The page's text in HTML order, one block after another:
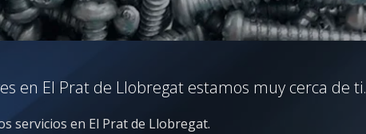
en El Prat de Llobregat estamos muy cerca de ti.
servicios en El Prat de Llobregat.